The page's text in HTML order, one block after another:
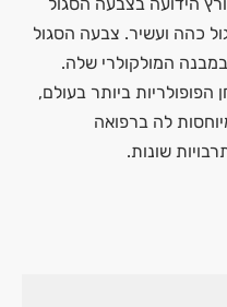
הידועה בצבעה הסגול
כהה ועשיר. צבעה הסגול
במבנה המולקולרי שלה.
ביותר בעולם,
לה ברפואה
שונות.